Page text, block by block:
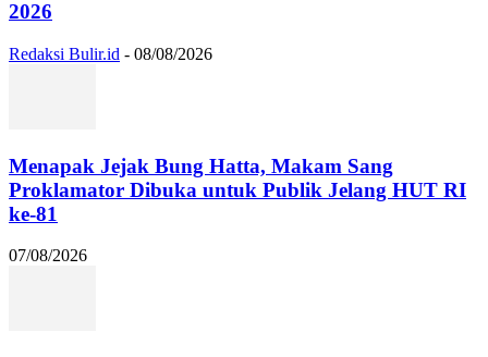
2026
Redaksi Bulir.id - 08/08/2026
Menapak Jejak Bung Hatta, Makam Sang
Proklamator Dibuka untuk Publik Jelang HUT RI
ke-81
07/08/2026